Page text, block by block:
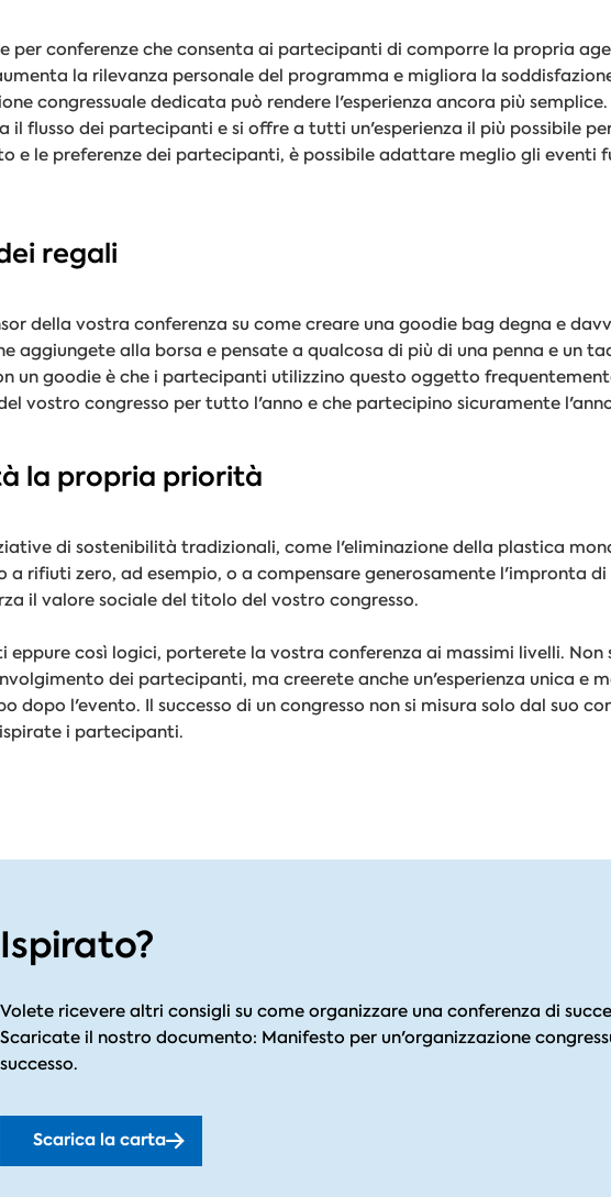
per conferenze che consenta ai partecipanti di comporre la propria
la rilevanza personale del programma e migliora la
congressuale dedicata può rendere l'esperienza ancora più
flusso dei partecipanti e si offre a tutti un'esperienza il più possibile
e le preferenze dei partecipanti, è possibile adattare meglio gli eventi
regali
della vostra conferenza su come creare una goodie bag degna e
aggiungete alla borsa e pensate a qualcosa di più di una penna e un
un goodie è che i partecipanti utilizzino questo oggetto
vostro congresso per tutto l'anno e che partecipino sicuramente
la propria priorità
di sostenibilità tradizionali, come l'eliminazione della plastica
a rifiuti zero, ad esempio, o a compensare generosamente l'impronta
il valore sociale del titolo del vostro congresso.
così logici, porterete la vostra conferenza ai massimi livelli. Non
dei partecipanti, ma creerete anche un'esperienza unica e
dopo l'evento. Il successo di un congresso non si misura solo dal suo
i partecipanti.
Ispirato?
Volete ricevere altri consigli su come organizzare una conferenza di
Scaricate il nostro documento: Manifesto per un'organizzazione
successo.
Scarica la carta